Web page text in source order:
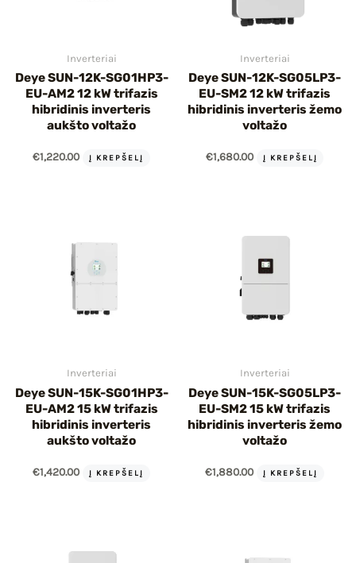
Inverteriai
Deye SUN-12K-SG01HP3-
EU-AM2 12 kW trifazis
hibridinis inverteris
aukšto voltažo
€1,220.00 Į KREPŠELĮ
Inverteriai
Deye SUN-12K-SG05LP3-
EU-SM2 12 kW trifazis
hibridinis inverteris žemo
voltažo
€1,680.00 Į KREPŠELĮ
Inverteriai
Deye SUN-15K-SG01HP3-
EU-AM2 15 kW trifazis
hibridinis inverteris
aukšto voltažo
€1,420.00 Į KREPŠELĮ
Inverteriai
Deye SUN-15K-SG05LP3-
EU-SM2 15 kW trifazis
hibridinis inverteris žemo
voltažo
€1,880.00 Į KREPŠELĮ